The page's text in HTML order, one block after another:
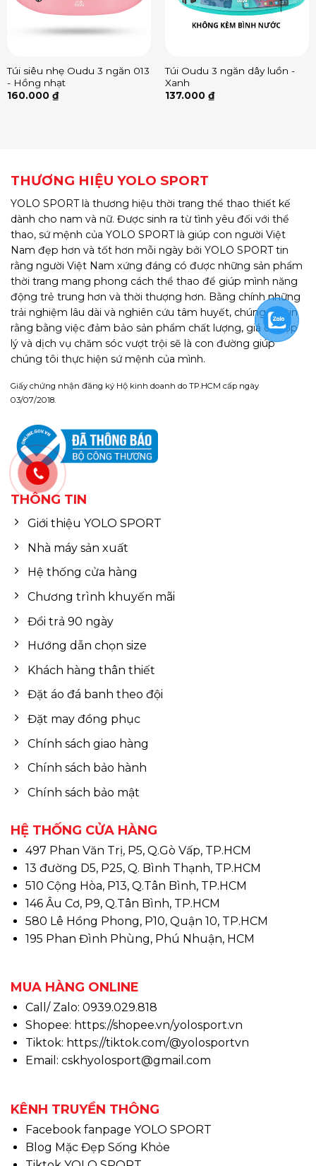
Túi siêu nhẹ Oudu 3 ngăn 013
- Hồng nhạt
160.000 ₫
Túi Oudu 3 ngăn dây luồn -
Xanh
137.000 ₫
THƯƠNG HIỆU YOLO SPORT
YOLO SPORT là thương hiệu thời trang thể thao thiết kế
dành cho nam và nữ. Được sinh ra từ tình yêu đối với thể
thao, sứ mệnh của YOLO SPORT là giúp con người Việt
Nam đẹp hơn và tốt hơn mỗi ngày bởi YOLO SPORT tin
rằng người Việt Nam xứng đáng có được những sản phẩm
thời trang mang phong cách thể thao để giúp mình năng
động trẻ trung hơn và thời thượng hơn. Bằng chính những
trải nghiệm lâu dài và nghiên cứu tâm huyết, chúng tôi tin
rằng bằng việc đảm bảo sản phẩm chất lượng, giá cả hợp
lý và dịch vụ chăm sóc vượt trội sẽ là con đường giúp
chúng tôi thực hiện sứ mệnh của mình.
Giấy chứng nhận đăng ký Hộ kinh doanh do TP.HCM cấp ngày
03/07/2018.
THÔNG TIN
Giới thiệu YOLO SPORT
Nhà máy sản xuất
Hệ thống cửa hàng
Chương trình khuyến mãi
Đổi trả 90 ngày
Hướng dẫn chọn size
Khách hàng thân thiết
Đặt áo đá banh theo đội
Đặt may đồng phục
Chính sách giao hàng
Chính sách bảo hành
Chính sách bảo mật
HỆ THỐNG CỬA HÀNG
497 Phan Văn Trị, P5, Q.Gò Vấp, TP.HCM
13 đường D5, P25, Q. Bình Thạnh, TP.HCM
510 Cộng Hòa, P13, Q.Tân Bình, TP.HCM
146 Âu Cơ, P9, Q.Tân Bình, TP.HCM
580 Lê Hồng Phong, P10, Quận 10, TP.HCM
195 Phan Đình Phùng, Phú Nhuận, HCM
MUA HÀNG ONLINE
Call/ Zalo: 0939.029.818
Shopee: https://shopee.vn/yolosport.vn
Tiktok: https://tiktok.com/@yolosportvn
Email: cskhyolosport@gmail.com
KÊNH TRUYỀN THÔNG
Facebook fanpage YOLO SPORT
Blog Mặc Đẹp Sống Khỏe